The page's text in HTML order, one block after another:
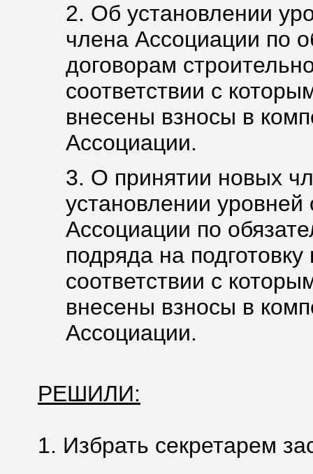
2. Об установлении
члена Ассоциации по
договорам
соответствии с
внесены взносы в
Ассоциации.
3. О принятии новых
установлении уровней
Ассоциации по
подряда на
соответствии с
внесены взносы в
Ассоциации.
РЕШИЛИ:
1. Избрать секретарем